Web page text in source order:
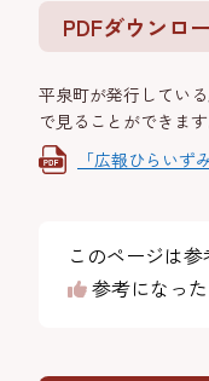
PDFダウンロ
平泉町が発行してい
で見ることができます
「広報ひらいず
このページは
参考になった